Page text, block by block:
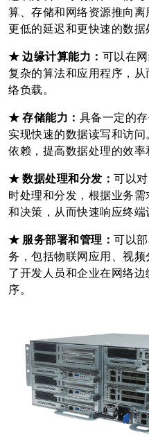
算、存储和网络资源推向
更低的延迟和更快速的数据
★ 边缘计算能力： 可以在
复杂的算法和应用程序，
络负载。
★ 存储能力： 具备一定的
实现快速的数据读写和访
依赖，提高数据处理的效率
★ 数据处理和分发： 可以
时处理和分发，根据业务
和决策，从而快速响应终端
★ 服务部署和管理： 可以
务，包括物联网应用、视
了开发人员和企业在网络
序。